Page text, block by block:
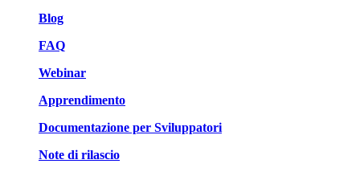
Blog
FAQ
Webinar
Apprendimento
Documentazione per Sviluppatori
Note di rilascio